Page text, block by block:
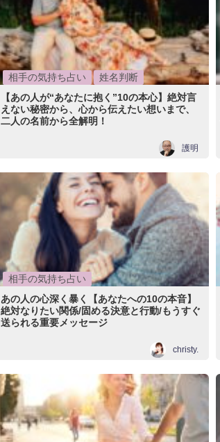
相手の気持ち占い
姓名判断
【あの人が“あなたに抱く”10の本心】絶対言
えない秘密から、心から伝えたい想いまで、
二人の名前から全解明！
護明
相手の気持ち占い
あの人の心深く暴く【あなたへの10の本音】
絶対なりたい関係/固める決意と行動/もうすぐ
送られる重要メッセージ
christy.